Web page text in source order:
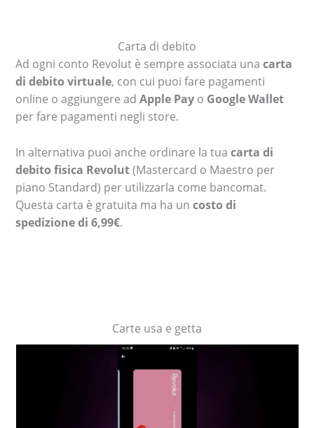
Carta di debito
Ad ogni conto Revolut è sempre associata unacarta
di debito virtuale, con cui puoi fare pagamenti
online o aggiungere adApple Pay o Google Wallet
per fare pagamenti negli store.
In alternativa puoi anche ordinare la tuacarta di
debito fisica Revolut(Mastercard o Maestro per
piano Standard) per utilizzarla come bancomat.
Questa carta è gratuita ma ha uncosto di
spedizione di 6,99€.
Carte usa e getta